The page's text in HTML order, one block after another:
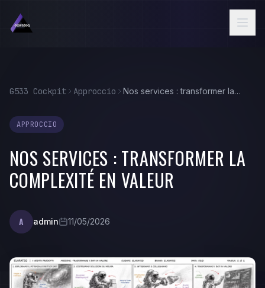
G533 Cockpit Approccio Nos services : transformer la complexité en valeur
APPROCCIO
NOS SERVICES : TRANSFORMER LA
COMPLEXITÉ EN VALEUR
A admin 11/05/2026